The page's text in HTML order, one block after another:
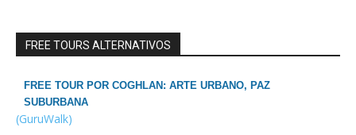
FREE TOURS ALTERNATIVOS
FREE TOUR POR COGHLAN: ARTE URBANO, PAZ
SUBURBANA
(GuruWalk)